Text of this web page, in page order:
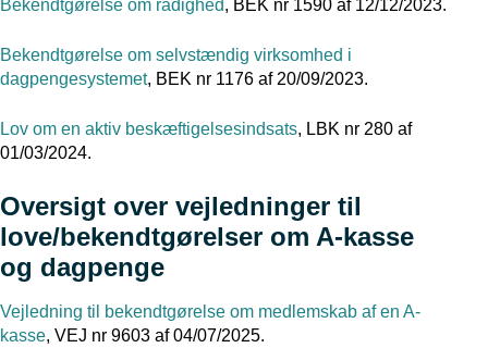
Bekendtgørelse om rådighed, BEK nr 1590 af 12/12/2023.
Bekendtgørelse om selvstændig virksomhed i
dagpengesystemet, BEK nr 1176 af 20/09/2023.
Lov om en aktiv beskæftigelsesindsats, LBK nr 280 af
01/03/2024.
Oversigt over vejledninger til
love/bekendtgørelser om A-kasse
og dagpenge
Vejledning til bekendtgørelse om medlemskab af en A-
kasse, VEJ nr 9603 af 04/07/2025.